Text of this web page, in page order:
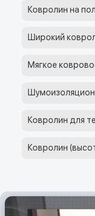
Ковролин на
Широкий
Мягкое
Ковролин для
Ковролин